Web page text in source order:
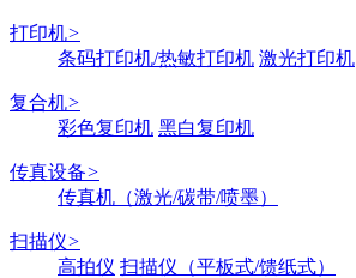
打印机>
条码打印机/热敏打印机 激光打印机
复合机>
彩色复印机 黑白复印机
传真设备>
传真机（激光/碳带/喷墨）
扫描仪>
高拍仪 扫描仪（平板式/馈纸式）